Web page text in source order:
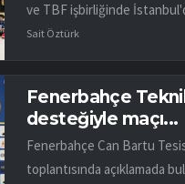
ve TBF işbirliğinde
Sait Öztürk
Fenerbahçe
desteğiyle maçı...
Fenerbahçe Can Bartu
toplantısında açıklamada